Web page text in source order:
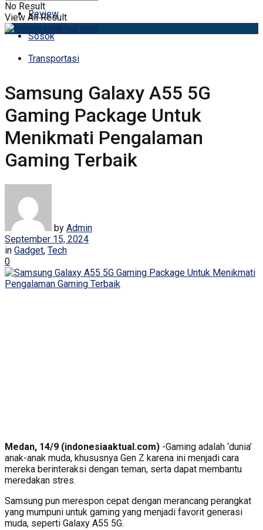
Review
Sosok
Transportasi
No Result
View All Result
Samsung Galaxy A55 5G
Gaming Package Untuk
Menikmati Pengalaman
Gaming Terbaik
by Admin
September 15, 2024
in Gadget, Tech
0
Medan, 14/9 (indonesiaaktual .com) -Gaming adalah ‘dunia’
anak-anak muda, khususnya Gen Z karena ini menjadi cara
mereka berinteraksi dengan teman, serta dapat membantu
meredakan stres.
Samsung pun merespon cepat dengan merancang perangkat
yang mumpuni untuk gaming yang menjadi favorit generasi
muda, seperti Galaxy A55 5G.